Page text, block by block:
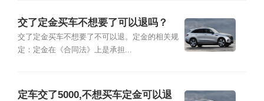
交了定金买车不想要了可以退吗？
交了定金买车不想要了不可以退。定金的相关规
定：定金在《合同法》上是承担...
定车交了5000,不想买车定金可以退